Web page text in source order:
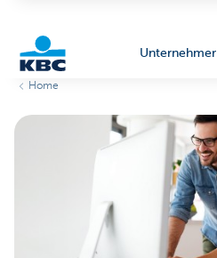
Unternehmer
Home